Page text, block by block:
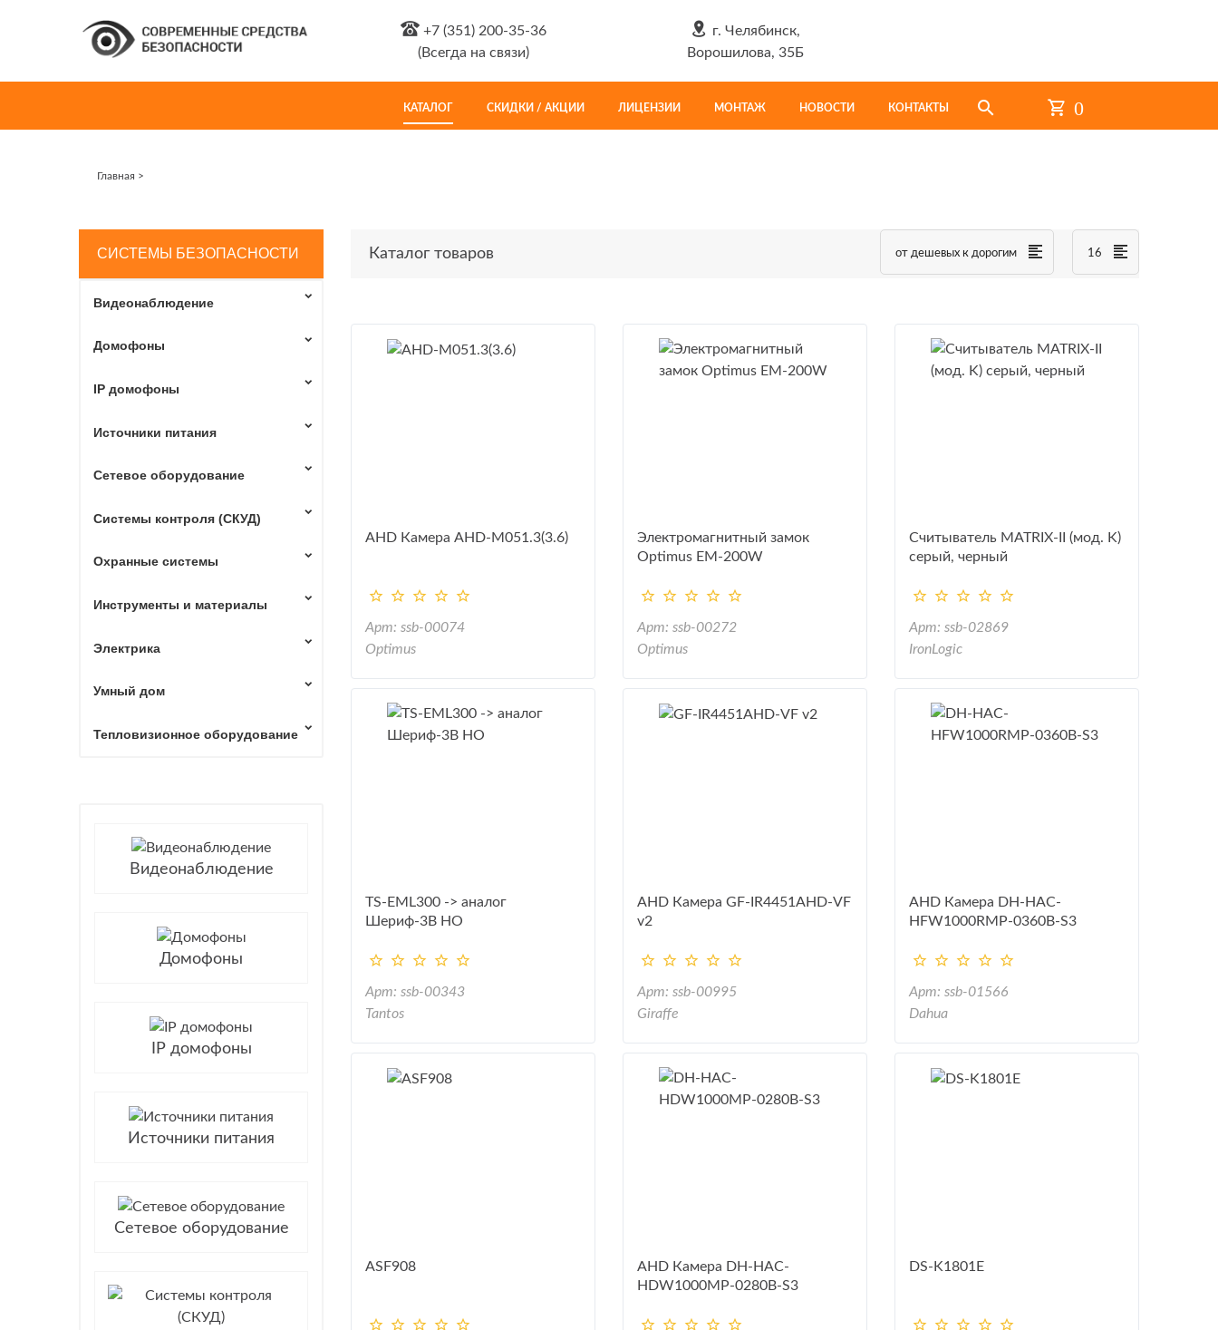
+7 (351) 200-35-36
(Всегда на связи)
г. Челябинск,
Ворошилова, 35Б
КАТАЛОГ СКИДКИ / АКЦИИ ЛИЦЕНЗИИ МОНТАЖ НОВОСТИ КОНТАКТЫ 0
Главная >
СИСТЕМЫ БЕЗОПАСНОСТИ
Видеонаблюдение
Домофоны
IP домофоны
Источники питания
Сетевое оборудование
Системы контроля (СКУД)
Охранные системы
Инструменты и материалы
Электрика
Умный дом
Тепловизионное оборудование
Видеонаблюдение
Домофоны
IP домофоны
Источники питания
Сетевое оборудование
Каталог товаров от дешевых к дорогим 16
AHD Камера AHD-M051.3(3.6)
Арт: ssb-00074
Optimus
Электромагнитный замок
Optimus EM-200W
Арт: ssb-00272
Optimus
Считыватель MATRIX-II (мод. K)
серый, черный
Арт: ssb-02869
IronLogic
TS-EML300 -> аналог
Шериф-3В НО
Арт: ssb-00343
Tantos
AHD Камера GF-IR4451AHD-VF
v2
Арт: ssb-00995
Giraffe
AHD Камера DH-HAC-
HFW1000RMP-0360B-S3
Арт: ssb-01566
Dahua
ASF908
AHD Камера DH-HAC-
HDW1000MP-0280B-S3
DS-K1801E